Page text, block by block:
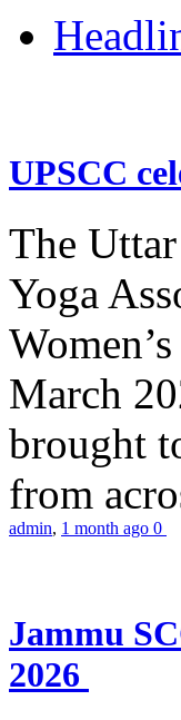
UPSCC
The
Yoga
March
brought
from
admin, 1 month ago 0
Jammu
2026